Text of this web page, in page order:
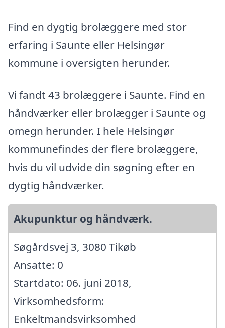
Find en dygtig brolæggere med stor
erfaring i Saunte eller Helsingør
kommune i oversigten herunder.
Vi fandt 43 brolæggere i Saunte. Find en
håndværker eller brolægger i Saunte og
omegn herunder. I hele Helsingør
kommunefindes der flere brolæggere,
hvis du vil udvide din søgning efter en
dygtig håndværker.
Akupunktur og håndværk.
Søgårdsvej 3, 3080 Tikøb
Ansatte: 0
Startdato: 06. juni 2018,
Virksomhedsform:
Enkeltmandsvirksomhed